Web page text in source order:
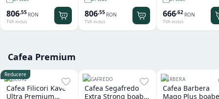
Bronwasser, 220-
240V/1650W,
357x380x(H)502mm
806,55 RON
TVA inclus
Design de
Bronwasser, 220-
240V/1650W,
806,55 RON
TVA inclus
666,62 RON
TVA inclus
Cafea Premium
Reducere
FILICORI
Cafea Filicori Kave
Ultra Premium
SEGAFREDO
Cafea Segafredo
Extra Strong boabe
BARBERA
Cafea Barbera
Mago Plus